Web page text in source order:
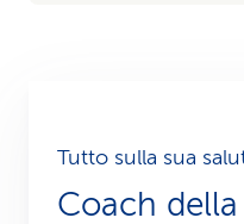
Tutto sulla sua
Coach